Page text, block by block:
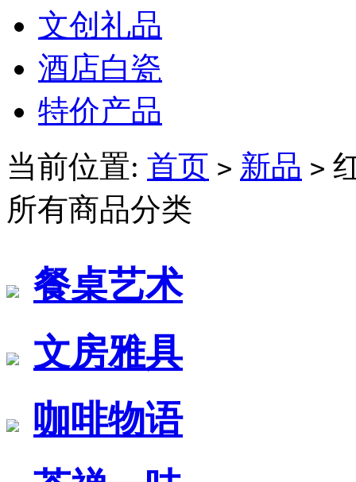
文创礼品
酒店白瓷
特价产品
当前位置: 首页 > 新品 >
所有商品分类
餐桌艺术
文房雅具
咖啡物语